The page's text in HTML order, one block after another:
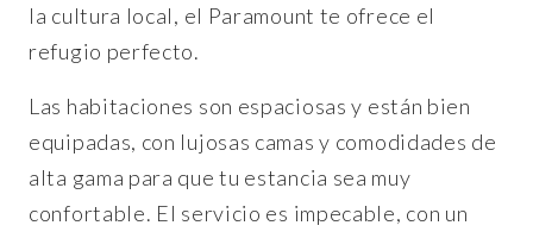
la cultura local, el Paramount te ofrece el
refugio perfecto.
Las habitaciones son espaciosas y están bien
equipadas, con lujosas camas y comodidades de
alta gama para que tu estancia sea muy
confortable. El servicio es impecable, con un